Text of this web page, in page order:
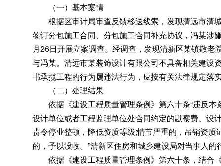
（一）基本案情
根据区审计局审查反馈移送线索 ， 发现清远市清
签订分包施工合同、分包施工合同补充协议 ， 冯某涉
月26日开展立案调查。经调查 ， 发现清新区某镇敬老
与冯某。 清远市某装饰设计有限公司不具备相关建设
书承揽工程的行为属违法行为，应按有关法律规定落
（二）处理结果
依据《建设工程质量管理条例》第六十条“违反本
设计单位或者工程监理单位处合同约定的勘察费、设
责令停业整顿 ， 降低资质等级;情节严重的，吊销资质
的 ， 予以没收。”清新区住房和城乡建设局对当事人的
依据《建设工程质量管理条例》第六十条 ， 结合